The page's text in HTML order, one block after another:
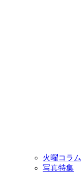
火曜コラム
写真特集